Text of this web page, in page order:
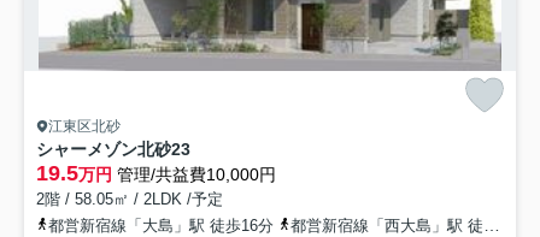
江東区北砂
シャーメゾン北砂23
19.5万円 管理/共益費10,000円
2階 / 58.05㎡ / 2LDK /予定
都営新宿線「大島」駅 徒歩16分
都営新宿線「西大島」駅 徒歩21分